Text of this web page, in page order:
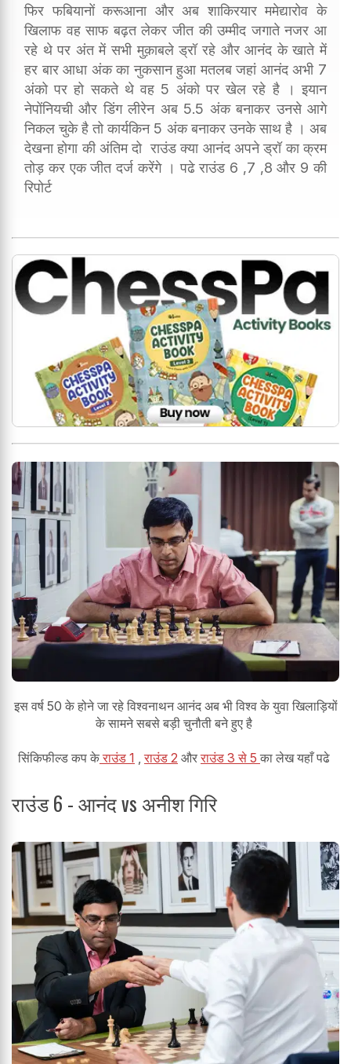
फिर फबियानों करूआना और अब शाकिरयार ममेद्यारोव के
खिलाफ वह साफ बढ़त लेकर जीत की उम्मीद जगाते नजर आ
रहे थे पर अंत में सभी मुक़ाबले ड्रॉ रहे और आनंद के खाते में
हर बार आधा अंक का नुकसान हुआ मतलब जहां आनंद अभी 7
अंको पर हो सकते थे वह 5 अंको पर खेल रहे है । इयान
नेपोंनियची और डिंग लीरेन अब 5.5 अंक बनाकर उनसे आगे
निकल चुके है तो कार्यकिन 5 अंक बनाकर उनके साथ है । अब
देखना होगा की अंतिम दो राउंड क्या आनंद अपने ड्रॉ का क्रम
तोड़ कर एक जीत दर्ज करेंगे । पढे राउंड 6 ,7 ,8 और 9 की
रिपोर्ट
इस वर्ष 50 के होने जा रहे विश्वनाथन आनंद अब भी विश्व के युवा खिलाड़ियों
के सामने सबसे बड़ी चुनौती बने हुए है
सिंकिफील्ड कप केराउंड 1 ,राउंड 2 औरराउंड 3 से 5 का लेख यहाँ पढे
राउंड 6 - आनंद vs अनीश गिरि